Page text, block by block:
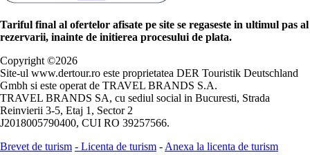
Tariful final al ofertelor afisate pe site se regaseste in ultimul pas al
rezervarii, inainte de initierea procesului de plata.
Copyright ©2026
Site-ul www.dertour.ro este proprietatea DER Touristik Deutschland
Gmbh si este operat de TRAVEL BRANDS S.A.
TRAVEL BRANDS SA, cu sediul social in Bucuresti, Strada
Reinvierii 3-5, Etaj 1, Sector 2
J2018005790400, CUI RO 39257566.
Brevet de turism - Licenta de turism - Anexa la licenta de turism